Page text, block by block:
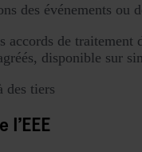
des événements ou
accords de
disponible sur
des tiers
l'EEE